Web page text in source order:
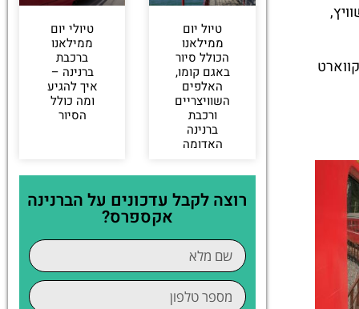
טיול יום
ממילאנו
הכולל סיור
באגם קומו,
האלפים
השוויצריים
ורכבת
ברנינה
האדומה
טיולי יום
ממילאנו
ברכבת
ברנינה –
איך להגיע
ומה כולל
הסיור
רוצה לקבל עדכונים על הברנינה
אקספרס?